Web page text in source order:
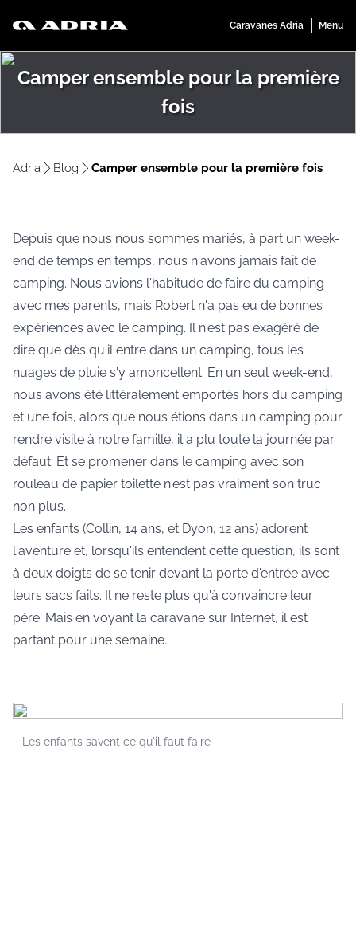
Camper ensemble pour la première
fois
Adria Blog Camper ensemble pour la première fois
Depuis que nous nous sommes mariés, à part un week-
end de temps en temps, nous n'avons jamais fait de
camping. Nous avions l'habitude de faire du camping
avec mes parents, mais Robert n'a pas eu de bonnes
expériences avec le camping. Il n'est pas exagéré de
dire que dès qu'il entre dans un camping, tous les
nuages de pluie s'y amoncellent. En un seul week-end,
nous avons été littéralement emportés hors du camping
et une fois, alors que nous étions dans un camping pour
rendre visite à notre famille, il a plu toute la journée par
défaut. Et se promener dans le camping avec son
rouleau de papier toilette n'est pas vraiment son truc
non plus.
Les enfants (Collin, 14 ans, et Dyon, 12 ans) adorent
l'aventure et, lorsqu'ils entendent cette question, ils sont
à deux doigts de se tenir devant la porte d'entrée avec
leurs sacs faits. Il ne reste plus qu'à convaincre leur
père. Mais en voyant la caravane sur Internet, il est
partant pour une semaine.
Les enfants savent ce qu'il faut faire